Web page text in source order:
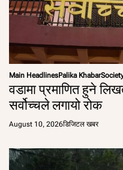
Main HeadlinesPalika Khabar
वडामा प्रमाणित हुने
सर्वोच्चले लगायो रोक
August 10, 2026डिजिटल खबर